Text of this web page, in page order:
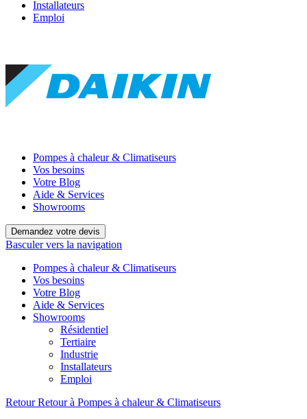
Installateurs
Emploi
Pompes à chaleur & Climatiseurs
Vos besoins
Votre Blog
Aide & Services
Showrooms
Demandez votre devis
Basculer vers la navigation
Pompes à chaleur & Climatiseurs
Vos besoins
Votre Blog
Aide & Services
Showrooms
Résidentiel
Tertiaire
Industrie
Installateurs
Emploi
Retour Retour à Pompes à chaleur & Climatiseurs